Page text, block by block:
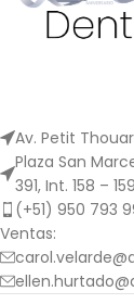
Av. Petit
Plaza San
391, Int. 158 – 159
(+51) 950 793
Ventas: